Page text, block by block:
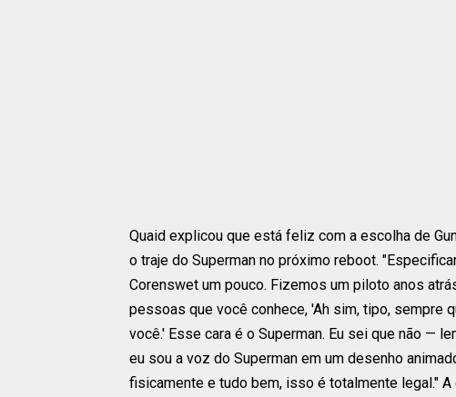
Quaid explicou que está feliz com a escolha de
o traje do Superman no próximo reboot.
Corenswet um pouco. Fizemos um piloto anos
pessoas que você conhece, 'Ah sim, tipo, sempre
você.' Esse cara é o Superman. Eu sei que não —
eu sou a voz do Superman em um desenho
fisicamente e tudo bem, isso é totalmente legal."